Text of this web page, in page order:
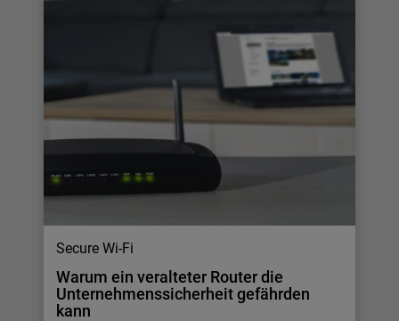
Secure Wi-Fi
Warum ein veralteter Router die
Unternehmenssicherheit gefährden
kann